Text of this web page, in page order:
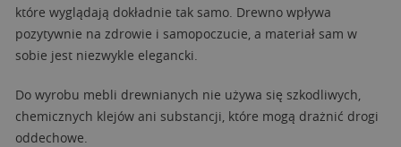
które wyglądają dokładnie tak samo. Drewno wpływa
pozytywnie na zdrowie i samopoczucie, a materiał sam w
sobie jest niezwykle elegancki.
Do wyrobu mebli drewnianych nie używa się szkodliwych,
chemicznych klejów ani substancji, które mogą drażnić drogi
oddechowe.